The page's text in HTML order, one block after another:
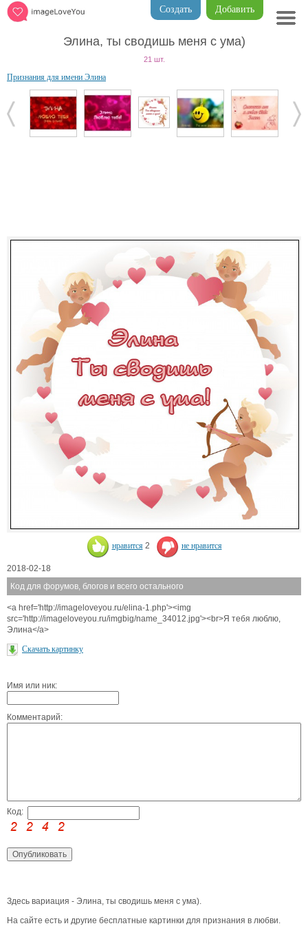
Добавить
Создать
Элина, ты сводишь меня с ума)
21 шт.
Признания для имени Элина
нравится 2 не нравится
2018-02-18
Код для форумов, блогов и всего остального
<a href='http://imageloveyou.ru/elina-1.php'><img
src='http://imageloveyou.ru/imgbig/name_34012.jpg'><br>Я тебя люблю,
Элина</a>
Скачать картинку
Имя или ник:
Комментарий:
Код:
Здесь вариация - Элина, ты сводишь меня с ума).
На сайте есть и другие бесплатные картинки для признания в любви.